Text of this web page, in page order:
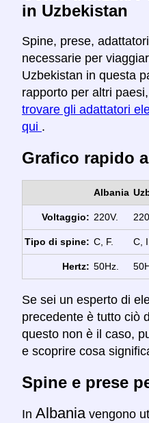
in Uzbekistan
Spine, prese,
necessarie per
Uzbekistan in questa
rapporto per altri
trovare gli adattatori
qui .
Grafico rapido
Albania
Voltaggio: 220V.
Tipo di spine: C, F. C, I.
Hertz: 50Hz.
Se sei un esperto di
precedente è tutto ciò
questo non è il caso,
e scoprire cosa
Spine e prese
In Albania vengono